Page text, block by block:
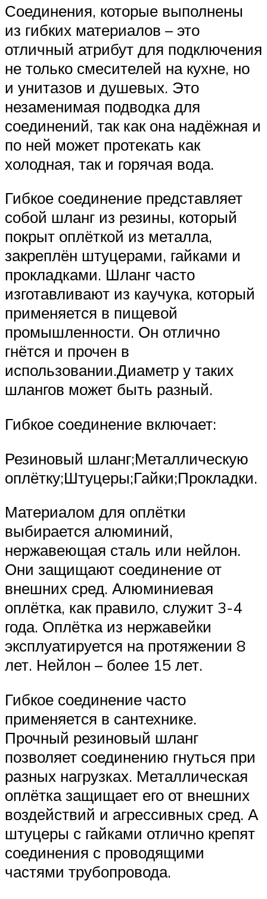
Соединения, которые выполнены
из гибких материалов – это
отличный атрибут для подключения
не только смесителей на кухне, но
и унитазов и душевых. Это
незаменимая подводка для
соединений, так как она надёжная и
по ней может протекать как
холодная, так и горячая вода.
Гибкое соединение представляет
собой шланг из резины, который
покрыт оплёткой из металла,
закреплён штуцерами, гайками и
прокладками. Шланг часто
изготавливают из каучука, который
применяется в пищевой
промышленности. Он отлично
гнётся и прочен в
использовании.Диаметр у таких
шлангов может быть разный.
Гибкое соединение включает:
Резиновый шланг;Металлическую
оплётку;Штуцеры;Гайки;Прокладки.
Материалом для оплётки
выбирается алюминий,
нержавеющая сталь или нейлон.
Они защищают соединение от
внешних сред. Алюминиевая
оплётка, как правило, служит 3-4
года. Оплётка из нержавейки
эксплуатируется на протяжении 8
лет. Нейлон – более 15 лет.
Гибкое соединение часто
применяется в сантехнике.
Прочный резиновый шланг
позволяет соединению гнуться при
разных нагрузках. Металлическая
оплётка защищает его от внешних
воздействий и агрессивных сред. А
штуцеры с гайками отлично крепят
соединения с проводящими
частями трубопровода.